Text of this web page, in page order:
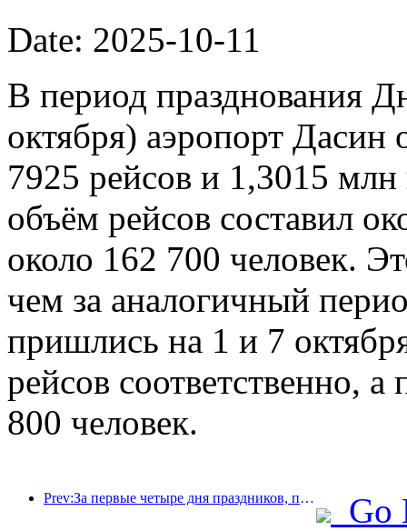
Date: 2025-10-11
В период празднования
октября) аэропорт
7925 рейсов и 1,3015
объём рейсов составил
около 162 700 человек.
чем за аналогичный
пришлись на 1 и 7
рейсов соответственно,
800 человек.
Prev:За первые четыре дня праздников, посвященных Празднику середины осени и Дню независимости, Шанхай посетили более 15,11 млн туристов, что на 20% больше, чем годом ранее.
Go